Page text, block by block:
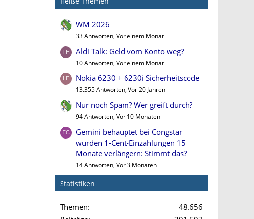
WM 2026
33 Antworten, Vor einem Monat
Aldi Talk: Geld vom Konto weg?
10 Antworten, Vor einem Monat
Nokia 6230 + 6230i Sicherheitscode
13.355 Antworten, Vor 20 Jahren
Nur noch Spam? Wer greift durch?
94 Antworten, Vor 10 Monaten
Gemini behauptet bei Congstar
würden 1-Cent-Einzahlungen 15
Monate verlängern: Stimmt das?
14 Antworten, Vor 3 Monaten
Statistiken
Themen
48.656